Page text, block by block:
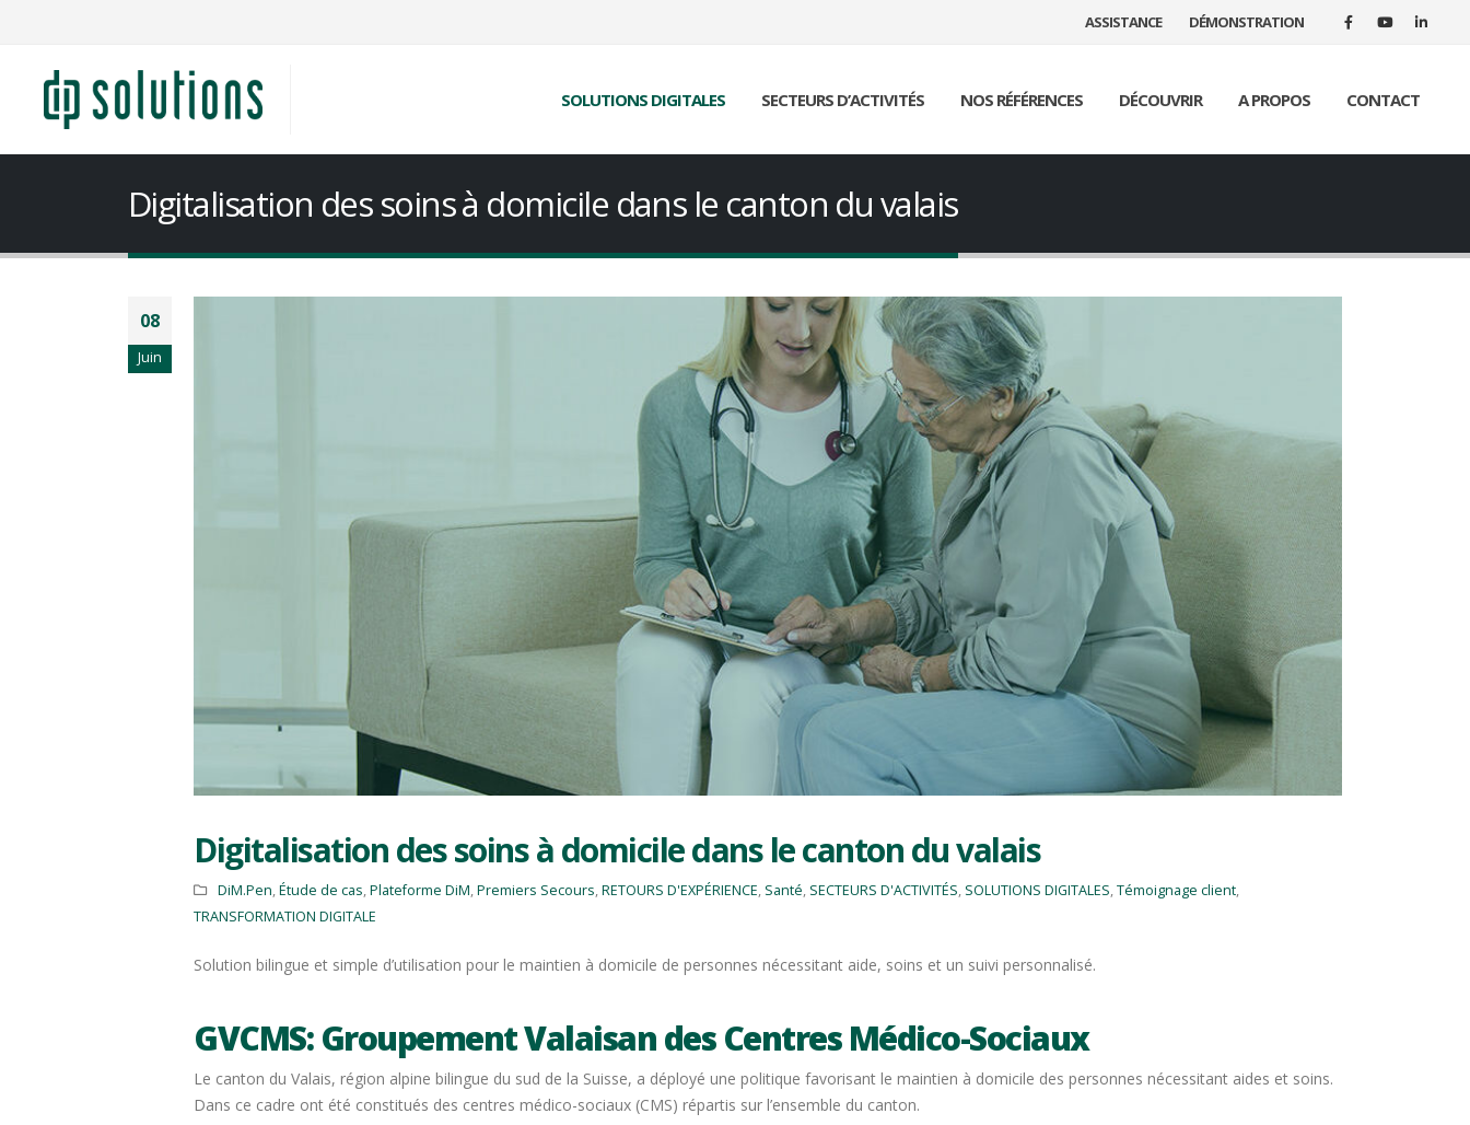
ASSISTANCE DÉMONSTRATION
SOLUTIONS DIGITALES SECTEURS D’ACTIVITÉS NOS RÉFÉRENCES DÉCOUVRIR A PROPOS CONTACT
Digitalisation des soins à domicile dans le canton du valais
08
Juin
Digitalisation des soins à domicile dans le canton du valais
DiM.Pen,Étude de cas,Plateforme DiM,Premiers Secours,RETOURS D'EXPÉRIENCE, Santé, SECTEURS D'ACTIVITÉS, SOLUTIONS DIGITALES,Témoignage client,
TRANSFORMATION DIGITALE
Solution bilingue et simple d’utilisation pour le maintien à domicile de personnes nécessitant aide, soins et un suivi personnalisé.
GVCMS: Groupement Valaisan des Centres Médico-Sociaux
Le canton du Valais, région alpine bilingue du sud de la Suisse, a déployé une politique favorisant le maintien à domicile des personnes nécessitant aides et soins.
Dans ce cadre ont été constitués des centres médico-sociaux (CMS) répartis sur l’ensemble du canton.